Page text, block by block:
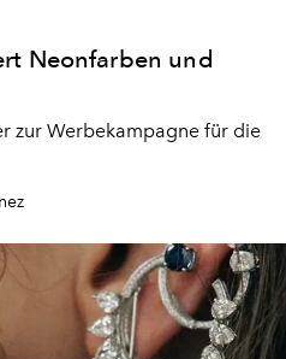
Neonfarben und
zur Werbekampagne für die